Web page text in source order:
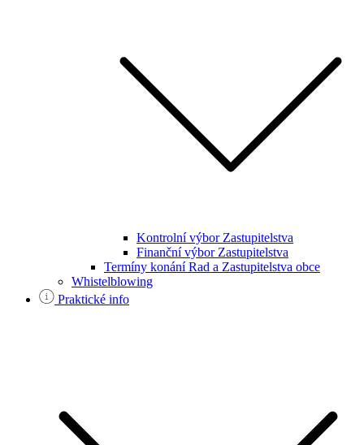
Kontrolní výbor Zastupitelstva
Finanční výbor Zastupitelstva
Termíny konání Rad a Zastupitelstva obce
Whistelblowing
Praktické info